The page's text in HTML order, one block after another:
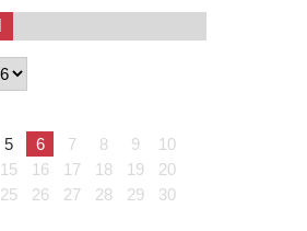
5 6 7 8 9
10
15 16 17 18 19
20
25 26 27 28 29
30